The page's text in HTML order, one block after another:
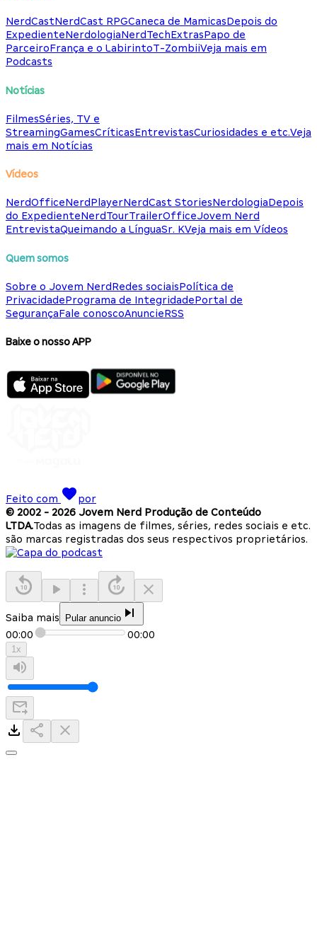
NerdCastNerdCast RPGCaneca de MamicasDepois do
ExpedienteNerdologiaNerdTechExtrasPapo de
ParceiroFrança e o LabirintoT-ZombiiVeja mais em
Podcasts
Notícias
FilmesSéries, TV e
StreamingGamesCríticasEntrevistasCuriosidades e etc.Veja
mais em Notícias
Vídeos
NerdOfficeNerdPlayerNerdCast StoriesNerdologiaDepois
do ExpedienteNerdTourTrailerOfficeJovem Nerd
EntrevistaQueimando a LínguaSr. KVeja mais em Vídeos
Quem somos
Sobre o Jovem NerdRedes sociaisPolítica de
PrivacidadePrograma de IntegridadePortal de
SegurançaFale conoscoAnuncieRSS
Baixe o nosso APP
Feito com
por
© 2002 - 2026 Jovem Nerd Produção de Conteúdo
LTDA.Todas as imagens de filmes, séries, redes sociais e etc.
são marcas registradas dos seus respectivos proprietários.
Saiba mais Pular anuncio
00:00 00:00
1x